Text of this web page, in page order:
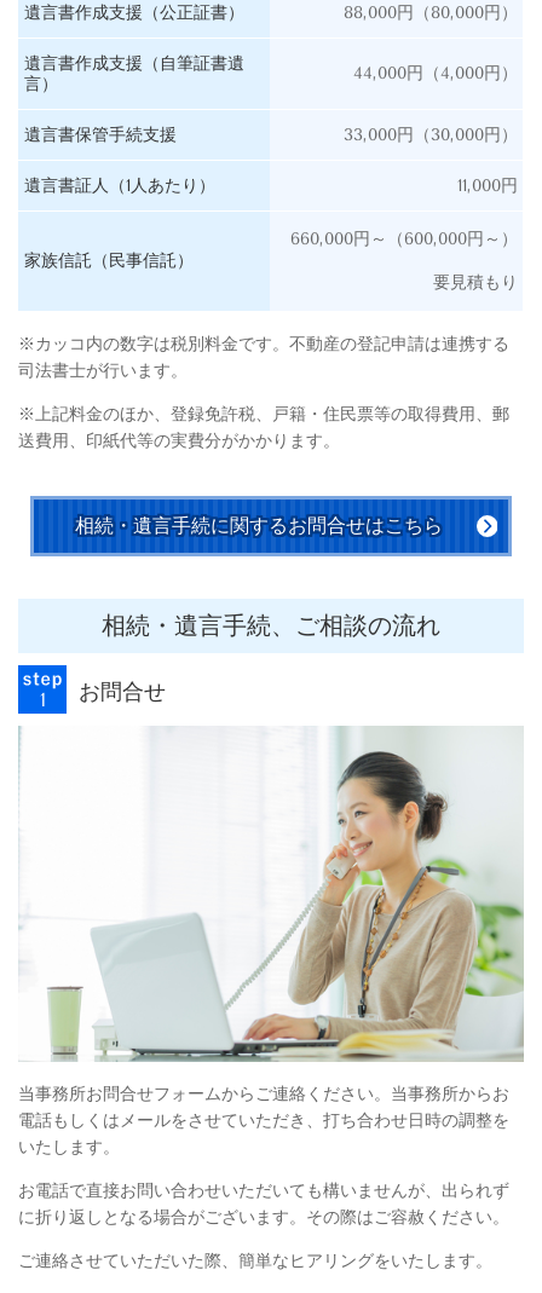
遺言書作成支援（公正証書） 88,000円（80,000円）
遺言書作成支援（自筆証書遺
言）
44,000円（4,000円）
遺言書保管手続支援 33,000円（30,000円）
遺言書証人（1人あたり） 11,000円
家族信託（民事信託）
660,000円～（600,000円～）
要見積もり
※カッコ内の数字は税別料金です。不動産の登記申請は連携する
司法書士が行います。
※上記料金のほか、登録免許税、戸籍・住民票等の取得費用、郵
送費用、印紙代等の実費分がかかります。
相続・遺言手続に関するお問合せはこちら
相続・遺言手続、ご相談の流れ
お問合せ
当事務所お問合せフォームからご連絡ください。当事務所からお
電話もしくはメールをさせていただき、打ち合わせ日時の調整を
いたします。
お電話で直接お問い合わせいただいても構いませんが、出られず
に折り返しとなる場合がございます。その際はご容赦ください。
ご連絡させていただいた際、簡単なヒアリングをいたします。